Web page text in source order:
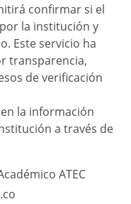
confirmar si el
la institución y
Este servicio ha
transparencia,
de verificación
la información
a través de
ATEC